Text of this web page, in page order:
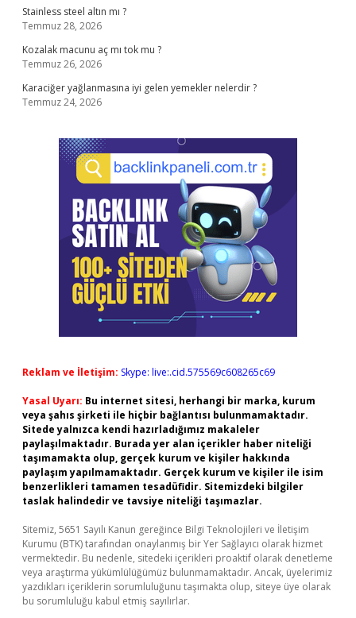
Stainless steel altın mı ?
Temmuz 28, 2026
Kozalak macunu aç mı tok mu ?
Temmuz 26, 2026
Karaciğer yağlanmasına iyi gelen yemekler nelerdir ?
Temmuz 24, 2026
Reklam ve İletişim: Skype: live:.cid.575569c608265c69
Yasal Uyarı: Bu internet sitesi, herhangi bir marka, kurum
veya şahıs şirketi ile hiçbir bağlantısı bulunmamaktadır.
Sitede yalnızca kendi hazırladığımız makaleler
paylaşılmaktadır. Burada yer alan içerikler haber niteliği
taşımamakta olup, gerçek kurum ve kişiler hakkında
paylaşım yapılmamaktadır. Gerçek kurum ve kişiler ile isim
benzerlikleri tamamen tesadüfidir. Sitemizdeki bilgiler
taslak halindedir ve tavsiye niteliği taşımazlar.
Sitemiz, 5651 Sayılı Kanun gereğince Bilgi Teknolojileri ve İletişim
Kurumu (BTK) tarafından onaylanmış bir Yer Sağlayıcı olarak hizmet
vermektedir. Bu nedenle, sitedeki içerikleri proaktif olarak denetleme
veya araştırma yükümlülüğümüz bulunmamaktadır. Ancak, üyelerimiz
yazdıkları içeriklerin sorumluluğunu taşımakta olup, siteye üye olarak
bu sorumluluğu kabul etmiş sayılırlar.